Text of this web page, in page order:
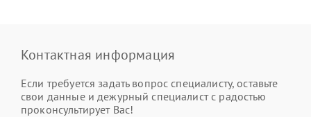
Контактная информация
Если требуется задать вопрос специалисту, оставьте
свои данные и дежурный специалист с радостью
проконсультирует Вас!